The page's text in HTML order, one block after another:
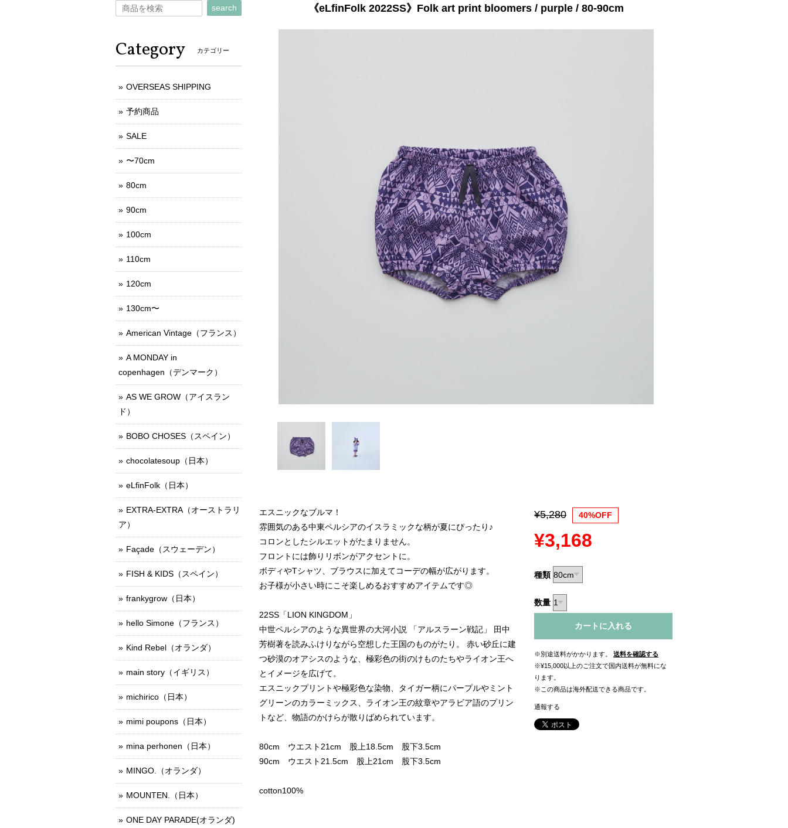
《eLfinFolk 2022SS》Folk art print bloomers / purple / 80-90cm
エスニックなブルマ！
雰囲気のある中東ペルシアのイスラミックな柄が夏にぴったり♪
コロンとしたシルエットがたまりません。
フロントには飾りリボンがアクセントに。
ボディやTシャツ、ブラウスに加えてコーデの幅が広がります。
お子様が小さい時にこそ楽しめるおすすめアイテムです◎
22SS「LION KINGDOM」
中世ペルシアのような異世界の大河小説 「アルスラーン戦記」 田中
芳樹著を読みふけりながら空想した王国のものがたり。 赤い砂丘に建
つ砂漠のオアシスのような、極彩色の街のけものたちやライオン王へ
とイメージを広げて。
エスニックプリントや極彩色な染物、タイガー柄にパープルやミント
グリーンのカラーミックス、ライオン王の紋章やアラビア語のプリン
トなど、物語のかけらが散りばめられています。
80cm ウエスト21cm 股上18.5cm 股下3.5cm
90cm ウエスト21.5cm 股上21cm 股下3.5cm
cotton100%
¥5,280 40%OFF
¥3,168
種類
数量
カートに入れる
※別途送料がかかります。
送料を確認する
※¥15,000以上のご注文で国内送料が無料にな
ります。
※この商品は海外配送できる商品です。
通報する
search
Category カテゴリー
OVERSEAS SHIPPING
予約商品
SALE
〜70cm
80cm
90cm
100cm
110cm
120cm
130cm〜
American Vintage（フランス）
A MONDAY in
copenhagen（デンマーク）
AS WE GROW（アイスラン
ド）
BOBO CHOSES（スペイン）
chocolatesoup（日本）
eLfinFolk（日本）
EXTRA-EXTRA（オーストラリ
ア）
Façade（スウェーデン）
FISH & KIDS（スペイン）
frankygrow（日本）
hello Simone（フランス）
Kind Rebel（オランダ）
main story（イギリス）
michirico（日本）
mimi poupons（日本）
mina perhonen（日本）
MINGO.（オランダ）
MOUNTEN.（日本）
ONE DAY PARADE(オランダ)